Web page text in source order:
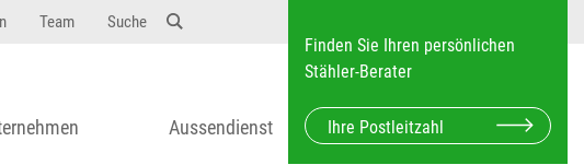
Team Suche
Finden Sie Ihren persönlichen
Stähler-Berater
Aussendienst
Dosierungen: test 123 dfasdf asdfW134 245 34"